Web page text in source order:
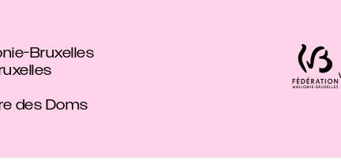
Bruxelles
des Doms